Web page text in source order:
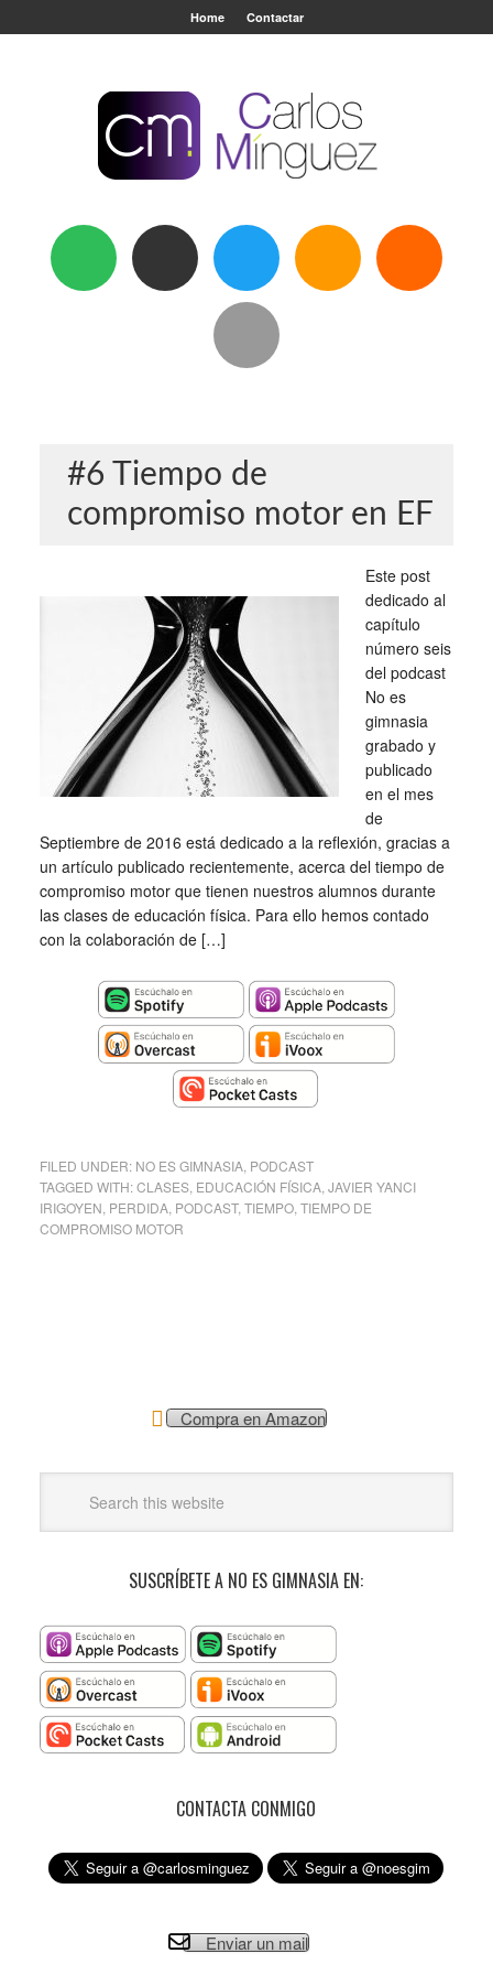
Home Contactar
#6 Tiempo de
compromiso motor en EF
Este post
dedicado al
capítulo
número seis
del podcast
No es
gimnasia
grabado y
publicado
en el mes
de
Septiembre de 2016 está dedicado a la reflexión, gracias a
un artículo publicado recientemente, acerca del tiempo de
compromiso motor que tienen nuestros alumnos durante
las clases de educación física. Para ello hemos contado
con la colaboración de […]
FILED UNDER: NO ES GIMNASIA, PODCAST
TAGGED WITH:CLASES, EDUCACIÓN FÍSICA, JAVIER YANCI
IRIGOYEN PERDIDA, PODCAST, TIEMPO, TIEMPO DE
COMPROMISO MOTOR
Compra en Amazon
SUSCRÍBETE A NO ES GIMNASIA EN:
CONTACTA CONMIGO
Enviar un mail